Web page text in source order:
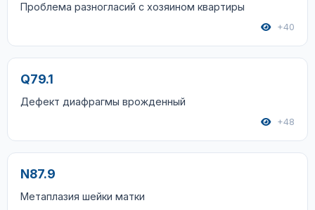
Проблема разногласий с хозяином квартиры
+40
Q79.1
Дефект диафрагмы врожденный
+48
N87.9
Метаплазия шейки матки